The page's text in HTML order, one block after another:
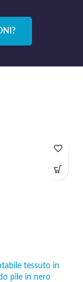
tessuto in
pile in nero